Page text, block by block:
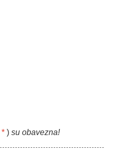
* ) su obavezna!